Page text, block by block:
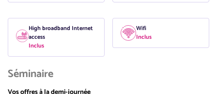
High broadband Internet
access
Inclus
Wifi
Inclus
Séminaire